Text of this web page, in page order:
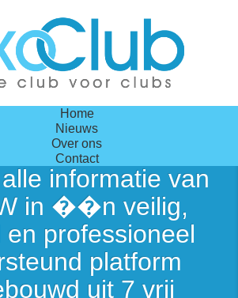
Home
Nieuws
Over ons
Contact
informatie van
in ��nveilig,
en professioneel
platform
uit 7 vrij